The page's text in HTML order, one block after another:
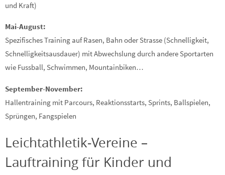
und Kraft)
Mai-August:
Spezifisches Training auf Rasen, Bahn oder Strasse (Schnelligkeit,
Schnelligkeitsausdauer) mit Abwechslung durch andere Sportarten
wie Fussball, Schwimmen, Mountainbiken…
September-November:
Hallentraining mit Parcours, Reaktionsstarts, Sprints, Ballspielen,
Sprüngen, Fangspielen
Leichtathletik-Vereine –
Lauftraining für Kinder und